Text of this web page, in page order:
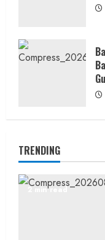
TRENDING
2 min read